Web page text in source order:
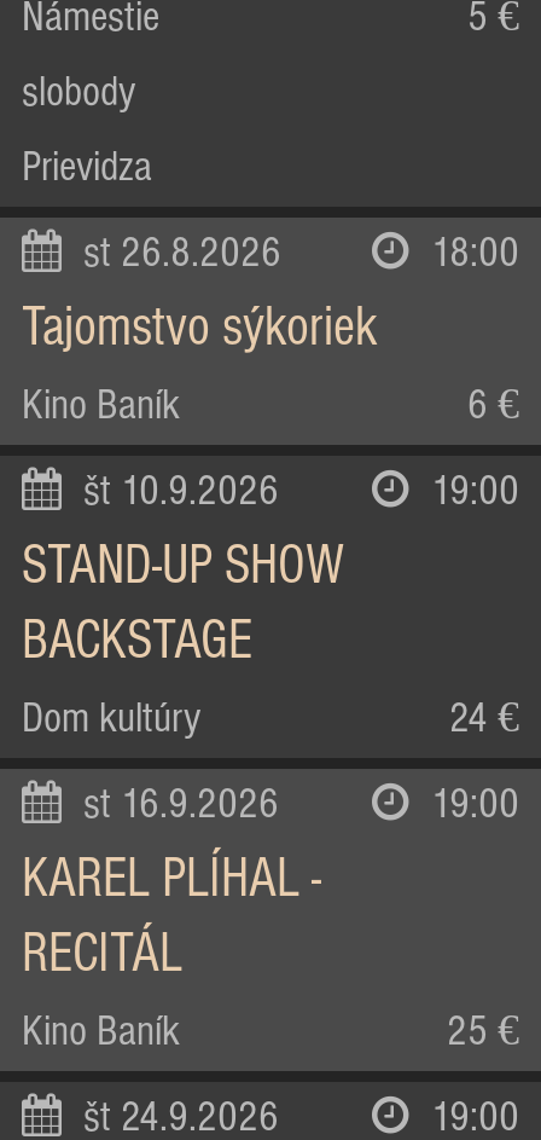
Námestie
slobody
Prievidza
5 €
st 26.8.2026 18:00
Tajomstvo sýkoriek
Kino Baník 6 €
št 10.9.2026 19:00
STAND-UP SHOW
BACKSTAGE
Dom kultúry 24 €
st 16.9.2026 19:00
KAREL PLÍHAL -
RECITÁL
Kino Baník 25 €
št 24.9.2026 19:00